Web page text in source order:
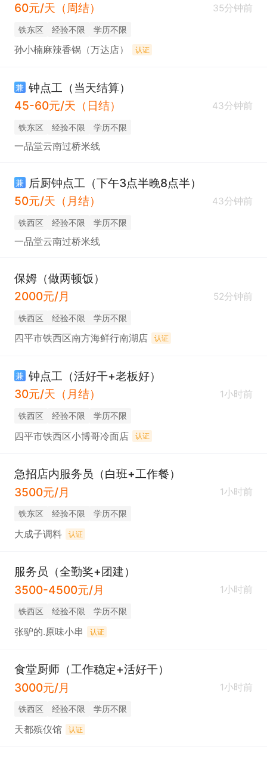
60元/天（周结）
35分钟前
铁东区 经验不限 学历不限
孙小楠麻辣香锅（万达店） 认证
兼 钟点工（当天结算）
45-60元/天（日结）
43分钟前
铁东区 经验不限 学历不限
一品堂云南过桥米线
兼 后厨钟点工（下午3点半晚8点半）
50元/天（月结）
43分钟前
铁西区 经验不限 学历不限
一品堂云南过桥米线
保姆（做两顿饭）
2000元/月
52分钟前
铁西区 经验不限 学历不限
四平市铁西区南方海鲜行南湖店 认证
兼 钟点工（活好干+老板好）
30元/天（月结）
1小时前
铁西区 经验不限 学历不限
四平市铁西区小博哥冷面店 认证
急招店内服务员（白班+工作餐）
3500元/月
1小时前
铁东区 经验不限 学历不限
大成子调料 认证
服务员（全勤奖+团建）
3500-4500元/月
1小时前
铁西区 经验不限 学历不限
张驴的.原味小串 认证
食堂厨师（工作稳定+活好干）
3000元/月
1小时前
铁西区 经验不限 学历不限
天都殡仪馆 认证